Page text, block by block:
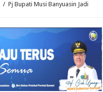
/ Pj Bupati Musi Banyuasin Jadi